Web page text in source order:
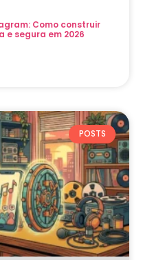
Como construir
segura em 2026
POSTS